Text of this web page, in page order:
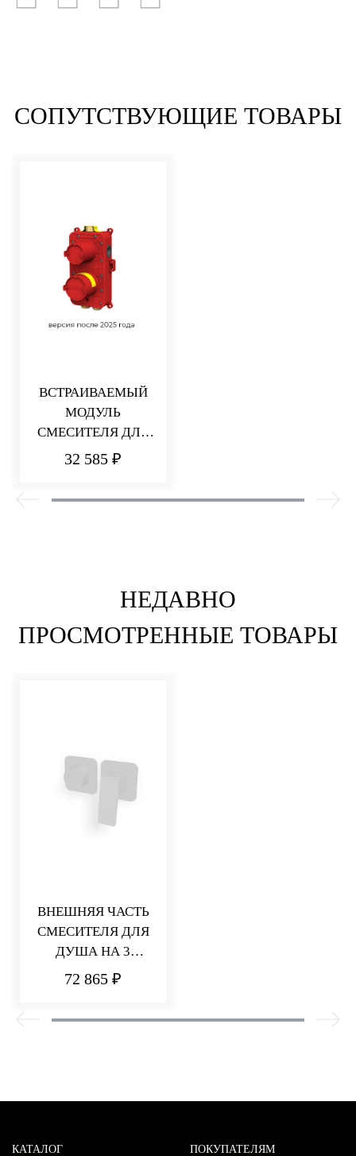
СОПУТСТВУЮЩИЕ ТОВАРЫ
ВСТРАИВАЕМЫЙ
МОДУЛЬ
СМЕСИТЕЛЯ ДЛЯ
ДУША НА 2/3
32 585 ₽
НЕДАВНО
ПРОСМОТРЕННЫЕ ТОВАРЫ
ВНЕШНЯЯ ЧАСТЬ
СМЕСИТЕЛЯ ДЛЯ
ДУША НА 3
ПОТРЕБИТЕЛЯ
72 865 ₽
КАТАЛОГ ПОКУПАТЕЛЯМ